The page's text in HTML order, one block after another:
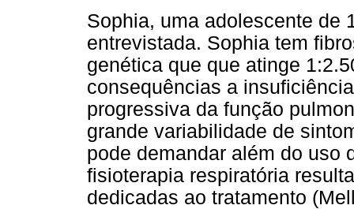
Sophia, uma adolescente de
entrevistada. Sophia tem
genética que que atinge
consequências a
progressiva da função
grande variabilidade de
pode demandar além do uso
fisioterapia respiratória
dedicadas ao tratamento